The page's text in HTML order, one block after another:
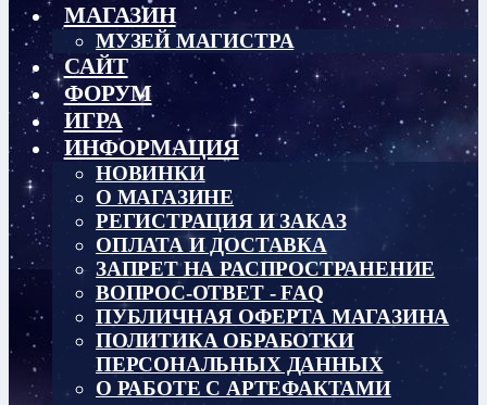
МАГАЗИН
МУЗЕЙ МАГИСТРА
САЙТ
ФОРУМ
ИГРА
ИНФОРМАЦИЯ
НОВИНКИ
О МАГАЗИНЕ
РЕГИСТРАЦИЯ И ЗАКАЗ
ОПЛАТА И ДОСТАВКА
ЗАПРЕТ НА РАСПРОСТРАНЕНИЕ
ВОПРОС-ОТВЕТ - FAQ
ПУБЛИЧНАЯ ОФЕРТА МАГАЗИНА
ПОЛИТИКА ОБРАБОТКИ
ПЕРСОНАЛЬНЫХ ДАННЫХ
О РАБОТЕ С АРТЕФАКТАМИ